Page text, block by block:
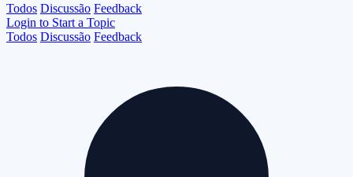
Todos Discussão Feedback
Login to Start a Topic
Todos Discussão Feedback